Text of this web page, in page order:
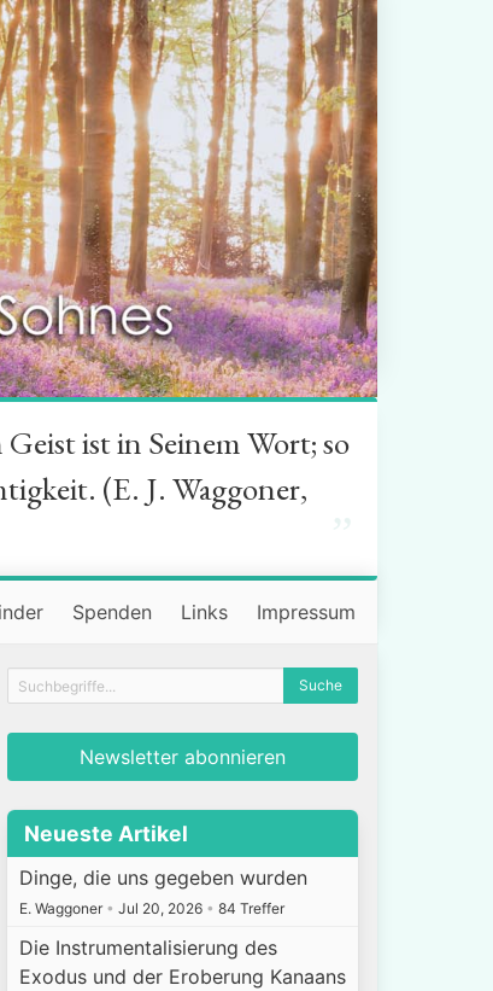
ist in Seinem Wort; so
(E. J. Waggoner,
Spenden Links Impressum
Newsletter abonnieren
Neueste Artikel
Dinge, die uns gegeben wurden
E. Waggoner • Jul 20, 2026 • 84 Treffer
Die Instrumentalisierung des
Exodus und der Eroberung Kanaans